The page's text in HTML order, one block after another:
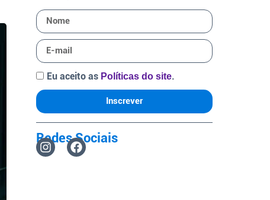
Eu aceito as Políticas do site.
Inscrever
Redes Sociais